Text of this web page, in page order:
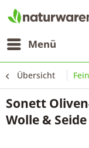
Menü
Übersicht
Sonett
Wolle &